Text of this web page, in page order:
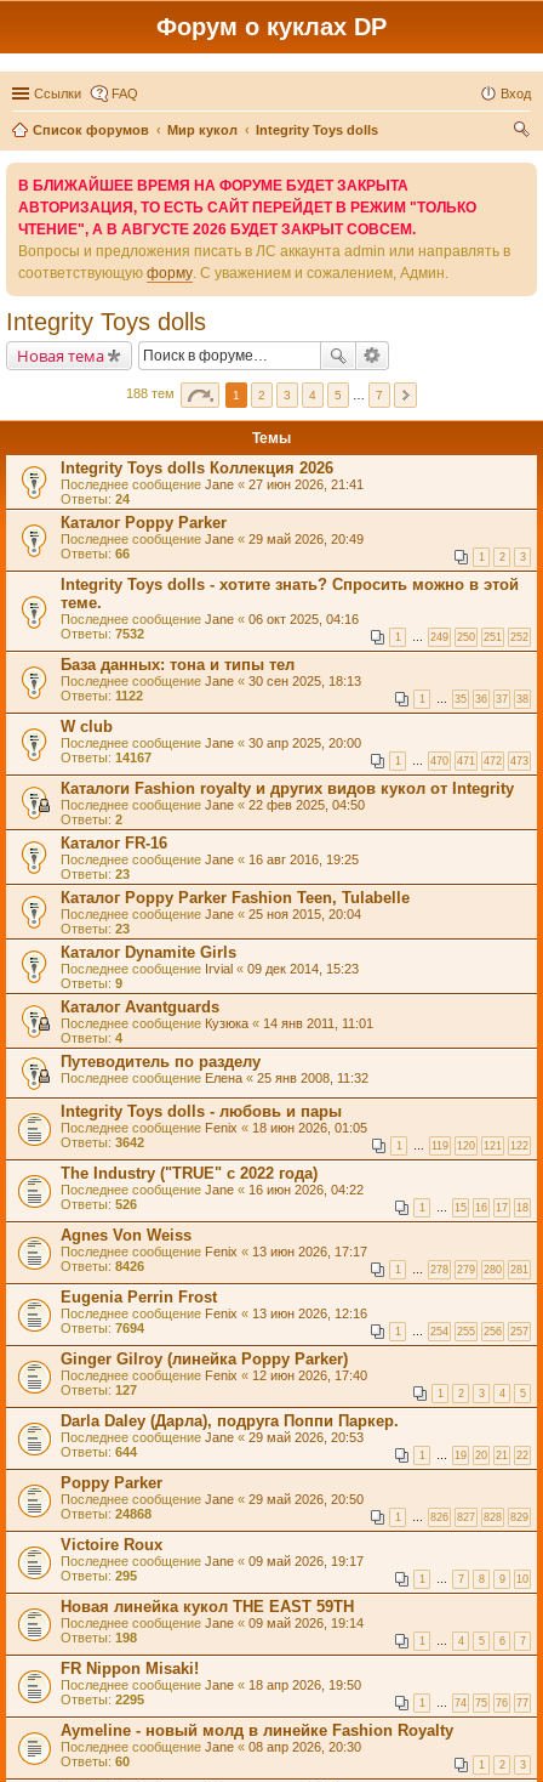
Форум о куклах DP
Ссылки FAQ Вход
Список форумов Мир кукол
Integrity Toys dolls
В БЛИЖАЙШЕЕ ВРЕМЯ НА ФОРУМЕ БУДЕТ ЗАКРЫТА
АВТОРИЗАЦИЯ, ТО ЕСТЬ САЙТ ПЕРЕЙДЕТ В РЕЖИМ "ТОЛЬКО
ЧТЕНИЕ", А В АВГУСТЕ 2026 БУДЕТ ЗАКРЫТ СОВСЕМ.
Вопросы и предложения писать в ЛС аккаунта admin или направлять в
соответствующую форму. С уважением и сожалением, Админ.
Integrity Toys dolls
Новая тема
188 тем 1 2 3 4 5 7
Темы
Integrity Toys dolls Коллекция 2026
Последнее сообщение Jane « 27 июн 2026, 21:41
Ответы: 24
Каталог Poppy Parker
Последнее сообщение Jane « 29 май 2026, 20:49
Ответы: 66 1 2 3
Integrity Toys dolls - хотите знать? Спросить можно в этой
теме.
Последнее сообщение Jane « 06 окт 2025, 04:16
Ответы: 7532 1 … 249 250 251 252
База данных: тона и типы тел
Последнее сообщение Jane « 30 сен 2025, 18:13
Ответы: 1122 1 … 35 36 37 38
W club
Последнее сообщение Jane « 30 апр 2025, 20:00
Ответы: 14167 1 … 470 471 472 473
Каталоги Fashion royalty и других видов кукол от Integrity
Последнее сообщение Jane « 22 фев 2025, 04:50
Ответы: 2
Каталог FR-16
Последнее сообщение Jane « 16 авг 2016, 19:25
Ответы: 23
Каталог Poppy Parker Fashion Teen, Tulabelle
Последнее сообщение Jane « 25 ноя 2015, 20:04
Ответы: 23
Каталог Dynamite Girls
Последнее сообщение Irvial « 09 дек 2014, 15:23
Ответы: 9
Каталог Avantguards
Последнее сообщение Кузюка « 14 янв 2011, 11:01
Ответы: 4
Путеводитель по разделу
Последнее сообщение Елена « 25 янв 2008, 11:32
Integrity Toys dolls - любовь и пары
Последнее сообщение Fenix « 18 июн 2026, 01:05
Ответы: 3642 1 … 119 120 121 122
The Industry ("TRUE" с 2022 года)
Последнее сообщение Jane « 16 июн 2026, 04:22
Ответы: 526 1 … 15 16 17 18
Agnes Von Weiss
Последнее сообщение Fenix « 13 июн 2026, 17:17
Ответы: 8426 1 … 278 279 280 281
Eugenia Perrin Frost
Последнее сообщение Fenix « 13 июн 2026, 12:16
Ответы: 7694 1 … 254 255 256 257
Ginger Gilroy (линейка Poppy Parker)
Последнее сообщение Fenix « 12 июн 2026, 17:40
Ответы: 127 1 2 3 4 5
Darla Daley (Дарла), подруга Поппи Паркер.
Последнее сообщение Jane « 29 май 2026, 20:53
Ответы: 644 1 … 19 20 21 22
Poppy Parker
Последнее сообщение Jane « 29 май 2026, 20:50
Ответы: 24868 1 … 826 827 828 829
Victoire Roux
Последнее сообщение Jane « 09 май 2026, 19:17
Ответы: 295 1 … 7 8 9 10
Новая линейка кукол THE EAST 59TH
Последнее сообщение Jane « 09 май 2026, 19:14
Ответы: 198 1 … 4 5 6 7
FR Nippon Misaki!
Последнее сообщение Jane « 18 апр 2026, 19:50
Ответы: 2295 1 … 74 75 76 77
Aymeline - новый молд в линейке Fashion Royalty
Последнее сообщение Jane « 08 апр 2026, 20:30
Ответы: 60 1 2 3